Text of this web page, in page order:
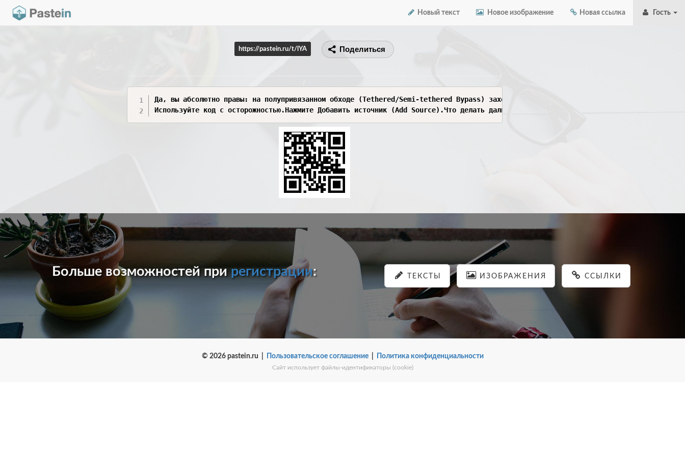
Новый текст Новое изображение Новая ссылка Гость
https://pastein.ru/t/lYA Поделиться
Да, вы абсолютно правы: на полупривязанном обходе (Tethered/Semi-tethered
Больше возможностей прирегистрации: ТЕКСТЫ ИЗОБРАЖЕНИЯ ССЫЛКИ
© 2026 pastein.ru | Пользовательское соглашение| Политика конфиденциальности
Сайт использует файлы-идентификаторы (cookie)